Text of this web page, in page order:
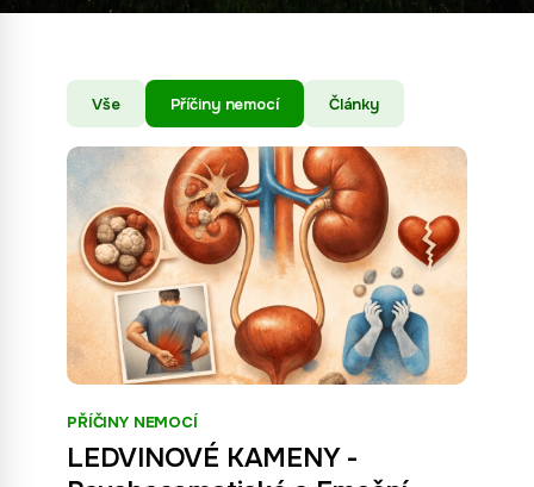
Vše Příčiny nemocí Články
PŘÍČINY NEMOCÍ
LEDVINOVÉ KAMENY -